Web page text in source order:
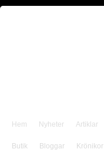
Hem Nyheter Artiklar
Butik Bloggar Krönikor